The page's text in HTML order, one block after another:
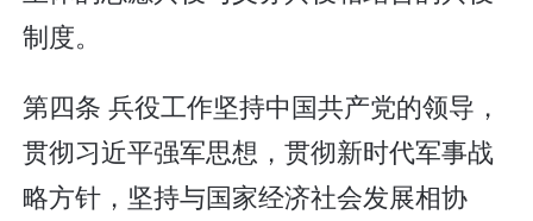
制度。
第四条 兵役工作坚持中国共产党的领导，
贯彻习近平强军思想，贯彻新时代军事战
略方针，坚持与国家经济社会发展相协